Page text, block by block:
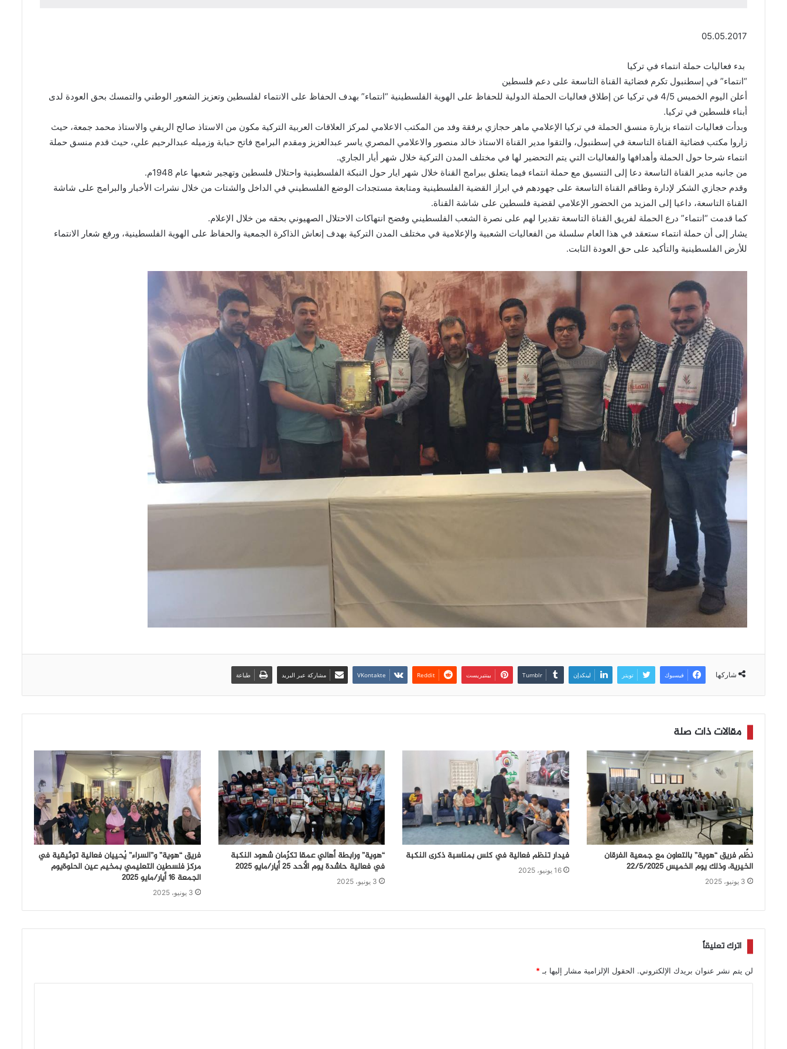
05.05.2017
بدء فعاليات حملة انتماء في تركيا
“انتماء” في إسطنبول تكرم فضائية القناة التاسعة على دعم فلسطين
أعلن اليوم الخميس 4/5 في تركيا عن إطلاق فعاليات الحملة الدولية للحفاظ على الهوية الفلسطينية “انتماء” بهدف الحفاظ على الانتماء لفلسطين وتعزيز الشعور الوطني والتمسك بحق العودة لدى
أبناء فلسطين في تركيا.
وبدأت فعاليات انتماء بزيارة منسق الحملة في تركيا الإعلامي ماهر حجازي برفقة وفد من المكتب الاعلامي لمركز العلاقات العربية التركية مكون من الاستاذ صالح الريفي والاستاذ محمد جمعة، حيث
زاروا مكتب فضائية القناة التاسعة في إسطنبول، والتقوا مدير القناة الاستاذ خالد منصور والاعلامي المصري ياسر عبدالعزيز ومقدم البرامج فاتح حبابة وزميله عبدالرحيم علي، حيث قدم منسق حملة
انتماء شرحا حول الحملة وأهدافها والفعاليات التي يتم التحضير لها في مختلف المدن التركية خلال شهر أيار الجاري.
من جانبه مدير القناة التاسعة دعا إلى التنسيق مع حملة انتماء فيما يتعلق ببرامج القناة خلال شهر ايار حول النبكة الفلسطينية واحتلال فلسطين وتهجير شعبها عام 1948م.
وقدم حجازي الشكر لإدارة وطاقم القناة التاسعة على جهودهم في ابراز القضية الفلسطينية ومتابعة مستجدات الوضع الفلسطيني في الداخل والشتات من خلال نشرات الأخبار والبرامج على شاشة
القناة التاسعة، داعيا إلى المزيد من الحضور الإعلامي لقضية فلسطين على شاشة القناة.
كما قدمت “انتماء” درع الحملة لفريق القناة التاسعة تقديرا لهم على نصرة الشعب الفلسطيني وفضح انتهاكات الاحتلال الصهيوني بحقه من خلال الإعلام.
يشار إلى أن حملة انتماء ستعقد في هذا العام سلسلة من الفعاليات الشعبية والإعلامية في مختلف المدن التركية بهدف إنعاش الذاكرة الجمعية والحفاظ على الهوية الفلسطينية، ورفع شعار الانتماء
للأرض الفلسطينية والتأكيد على حق العودة الثابت.
شاركها فيسبوك تويتر لينكدإن بينتيريست مشاركة عبر البريد طباعة
مقالات ذات صلة
نظّم فريق “هوية” بالتعاون مع جمعية الفرقان
الخيرية، وذلك يوم الخميس 22/5/2025
3 يونيو، 2025
فيدار تنظم فعالية في كلس بمناسبة ذكرى النكبة
16 يونيو، 2025
“هوية” ورابطة أهالي عمقا تكرّمان شهود النكبة
في فعالية حاشدة يوم الأحد 25 أيار/مايو 2025
3 يونيو، 2025
فريق “هوية” و”السراء” يُحييان فعالية توثيقية في
مركز فلسطين التعليمي بمخيم عين الحلوةيوم
الجمعة 16 أيار/مايو 2025
3 يونيو، 2025
اترك تعليقاً
لن يتم نشر عنوان بريدك الإلكتروني. الحقول الإلزامية مشار إليها بـ *